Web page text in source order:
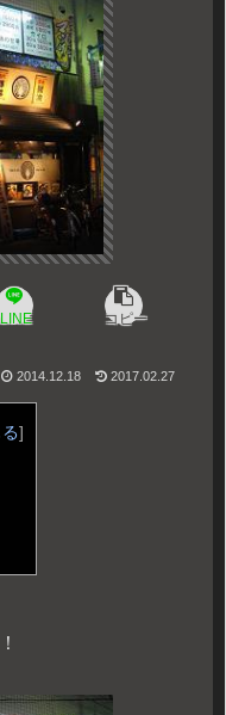
LINE コピー
2014.12.18 2017.02.27
]